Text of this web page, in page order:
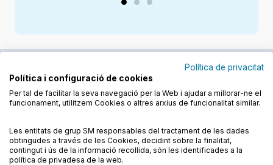
Política de privacitat
Política i configuració de cookies
Per tal de facilitar la seva navegació per la Web i ajudar a millorar-ne el
funcionament, utilitzem Cookies o altres arxius de funcionalitat similar.
Les entitats de grup SM responsables del tractament de les dades
obtingudes a través de les Cookies, decidint sobre la finalitat,
contingut i ús de la informació recollida, són les identificades a la
política de privadesa de la web.